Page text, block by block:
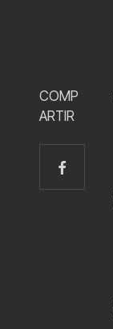
COMP
ARTIR